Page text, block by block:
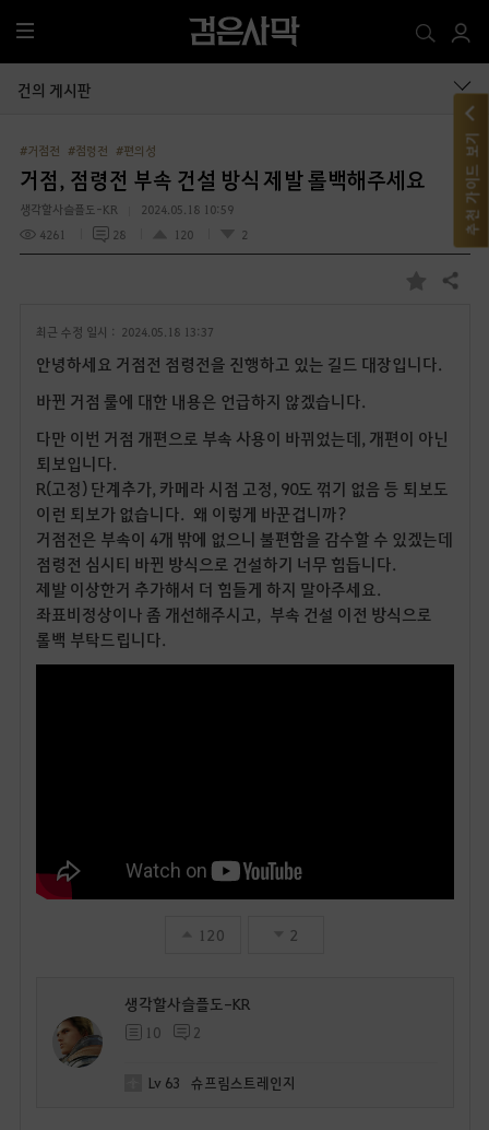
전
체
메
건의 게시판
#거점전 #점령전 #편의성
거점, 점령전 부속 건설 방식 제발 롤백해주세요
생각할사슬플도-KR
2024.05.18 10:59
4261
28 120 2
즐
기
공유하기
최근 수정 일시 : 2024.05.18 13:37
안녕하세요 거점전 점령전을 진행하고 있는 길드 대장입니다.
바뀐 거점 룰에 대한 내용은 언급하지 않겠습니다.
다만 이번 거점 개편으로 부속 사용이 바뀌었는데, 개편이 아닌
퇴보입니다.
R(고정) 단계추가, 카메라 시점 고정, 90도 꺾기 없음 등 퇴보도
이런 퇴보가 없습니다. 왜 이렇게 바꾼겁니까?
거점전은 부속이 4개 밖에 없으니 불편함을 감수할 수 있겠는데
점령전 심시티 바뀐 방식으로 건설하기 너무 힘듭니다.
제발 이상한거 추가해서 더 힘들게 하지 말아주세요.
좌표비정상이나 좀 개선해주시고, 부속 건설 이전 방식으로
롤백 부탁드립니다.
120 2
생각할사슬플도-KR
10 2
Lv 63 슈프림스트레인지
추천 가이드 보기